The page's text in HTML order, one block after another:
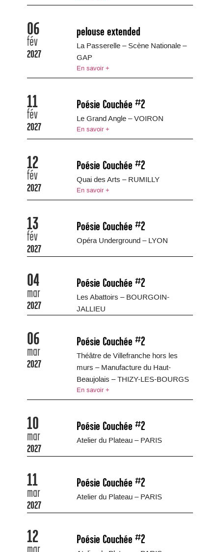
06
fév
2027
pelouse extended
La Passerelle – Scène Nationale –
GAP
En savoir +
11
fév
2027
Poésie Couchée #2
Le Grand Angle – VOIRON
En savoir +
12
fév
2027
Poésie Couchée #2
Quai des Arts – RUMILLY
En savoir +
13
fév
2027
Poésie Couchée #2
Opéra Underground – LYON
04
mar
2027
Poésie Couchée #2
Les Abattoirs – BOURGOIN-
JALLIEU
06
mar
2027
Poésie Couchée #2
Théâtre de Villefranche hors les
murs – Manufacture du Haut-
Beaujolais – THIZY-LES-BOURGS
En savoir +
10
mar
2027
Poésie Couchée #2
Atelier du Plateau – PARIS
11
mar
2027
Poésie Couchée #2
Atelier du Plateau – PARIS
12
mar
Poésie Couchée #2